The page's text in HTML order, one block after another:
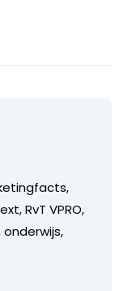
RvT VPRO,
onderwijs,